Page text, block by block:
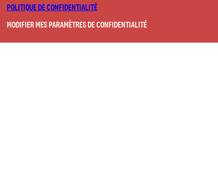
POLITIQUE DE CONFIDENTIALITÉ
MODIFIER MES PARAMÈTRES DE CONFIDENTIALITÉ